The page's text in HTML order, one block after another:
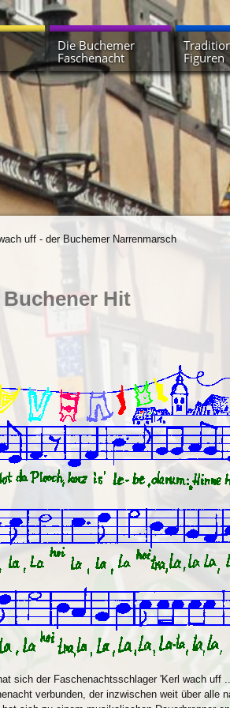
Die Buchemer
Faschenacht
Geschichte der
Buchemer Faschenacht
Terminübersicht
Unterstütze die
Buchemer Faschenacht
Figuren
Härle und
Die Müller
uff - der Buchemer Narrenmarsch
Hit
sich der Faschenachtsschlager 'Kerl wach uff
verbunden, der inzwischen weit über alle